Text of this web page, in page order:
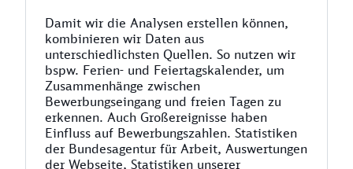
Damit wir die Analysen erstellen können,
kombinieren wir Daten aus
unterschiedlichsten Quellen. So nutzen wir
bspw. Ferien- und Feiertagskalender, um
Zusammenhänge zwischen
Bewerbungseingang und freien Tagen zu
erkennen. Auch Großereignisse haben
Einfluss auf Bewerbungszahlen. Statistiken
der Bundesagentur für Arbeit, Auswertungen
der Webseite, Statistiken unserer